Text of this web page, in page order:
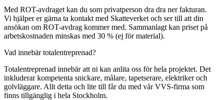
Med ROT-avdraget kan du som privatperson dra dra ner fakturan.
Vi hjälper er gärna ta kontakt med Skatteverket och ser till att din
ansökan om ROT-avdrag kommer med. Sammanlagt kan priset på
arbetskostnaden minskas med 30 % (ej för material).
Vad innebär totalentreprenad?
Totalentreprenad innebär att ni kan anlita oss för hela projektet. Det
inkluderar kompetenta snickare, målare, tapetserare, elektriker och
golvläggare. Allt detta och lite till får du med vår VVS-firma som
finns tillgänglig i hela Stockholm.